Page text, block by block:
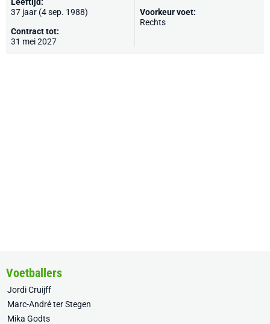
37 jaar (4 sep. 1988)
Contract tot:
31 mei 2027
Voorkeur voet:
Rechts
Voetballers
Jordi Cruijff
Marc-André ter Stegen
Mika Godts